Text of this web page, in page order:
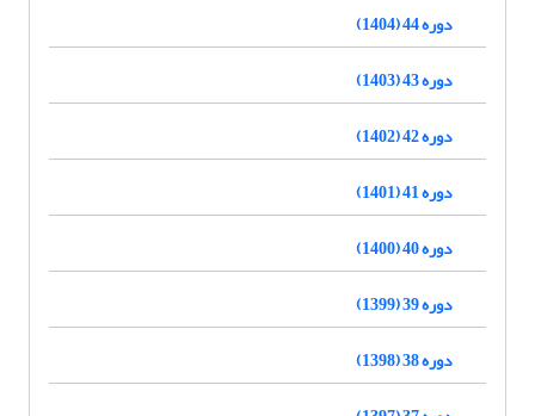
دوره 44 (1404)
دوره 43 (1403)
دوره 42 (1402)
دوره 41 (1401)
دوره 40 (1400)
دوره 39 (1399)
دوره 38 (1398)